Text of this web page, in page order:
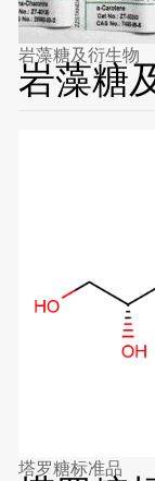
岩藻糖及衍生物
岩藻糖
塔罗糖标准品